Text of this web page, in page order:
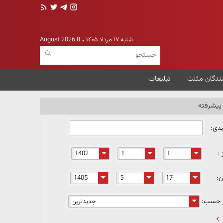
شنبه ۱۷ مرداد ۱۴۰۵ 8 August 2026
مثلث تبلیغات
:
حسب: